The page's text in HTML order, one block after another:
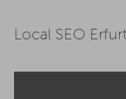
Local SEO